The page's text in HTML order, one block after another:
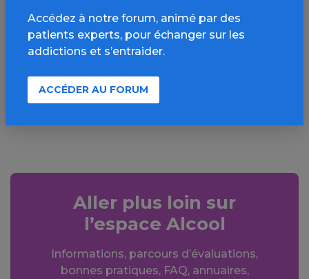
Source de l'article :
Addiction Suisse
» en savoir plus
Aller plus loin sur
l’espace Alcool
Informations, parcours d’évaluations,
bonnes pratiques, FAQ, annuaires,
Accédez à notre forum, animé par des
patients experts, pour échanger sur les
addictions et s’entraider.
ACCÉDER AU FORUM